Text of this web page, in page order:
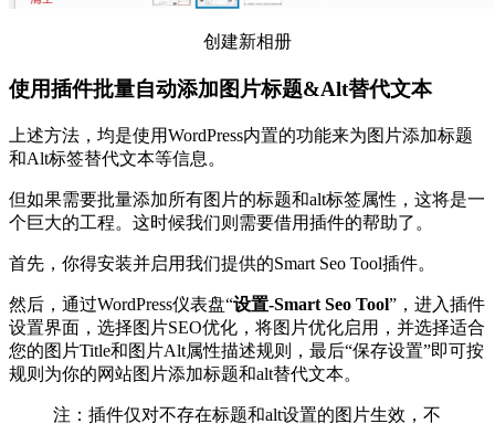
创建新相册
使用插件批量自动添加图片标题&Alt替代文本
上述方法，均是使用WordPress内置的功能来为图片添加标题
和Alt标签替代文本等信息。
但如果需要批量添加所有图片的标题和alt标签属性，这将是一
个巨大的工程。这时候我们则需要借用插件的帮助了。
首先，你得安装并启用我们提供的Smart Seo Tool插件。
然后，通过WordPress仪表盘“设置-Smart Seo Tool”，进入插件
设置界面，选择图片SEO优化，将图片优化启用，并选择适合
您的图片Title和图片Alt属性描述规则，最后“保存设置”即可按
规则为你的网站图片添加标题和alt替代文本。
注：插件仅对不存在标题和alt设置的图片生效，不